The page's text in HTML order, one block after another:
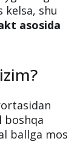
asosida